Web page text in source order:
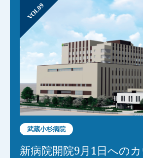
VOL09
武蔵小杉病院
新病院開院9月1日への